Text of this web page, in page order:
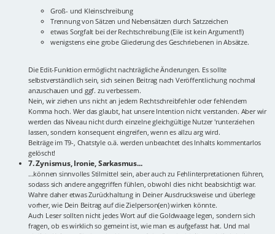
Groß- und Kleinschreibung
Trennung von Sätzen und Nebensätzen durch Satzzeichen
etwas Sorgfalt bei der Rechtschreibung (Eile ist kein Argument!!)
wenigstens eine grobe Gliederung des Geschriebenen in Absätze.
Die Edit-Funktion ermöglicht nachträgliche Änderungen. Es sollte
selbstverständlich sein, sich seinen Beitrag nach Veröffentlichung nochmal
anzuschauen und ggf. zu verbessern.
Nein, wir ziehen uns nicht an jedem Rechtschreibfehler oder fehlendem
Komma hoch. Wer das glaubt, hat unsere Intention nicht verstanden. Aber wir
werden das Niveau nicht durch einzelne gleichgültige Nutzer 'runterziehen
lassen, sondern konsequent eingreifen, wenn es allzu arg wird.
Beiträge im T9-, Chatstyle o.ä. werden unbeachtet des Inhalts kommentarlos
gelöscht!
7. Zynismus, Ironie, Sarkasmus...
...können sinnvolles Stilmittel sein, aber auch zu Fehlinterpretationen führen,
sodass sich andere angegriffen fühlen, obwohl dies nicht beabsichtigt war.
Wahre daher etwas Zurückhaltung in Deiner Ausdrucksweise und überlege
vorher, wie Dein Beitrag auf die Zielperson(en) wirken könnte.
Auch Leser sollten nicht jedes Wort auf die Goldwaage legen, sondern sich
fragen, ob es wirklich so gemeint ist, wie man es aufgefasst hat. Und mal